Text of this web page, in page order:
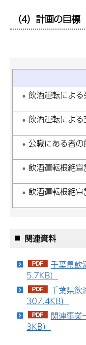
（4）計画の目標
飲酒運転による
飲酒運転による
公職にある者の
飲酒運転根絶宣
飲酒運転根絶宣
関連資料
千葉県
5.7KB）
千葉県
307.4KB）
関連事
3KB）